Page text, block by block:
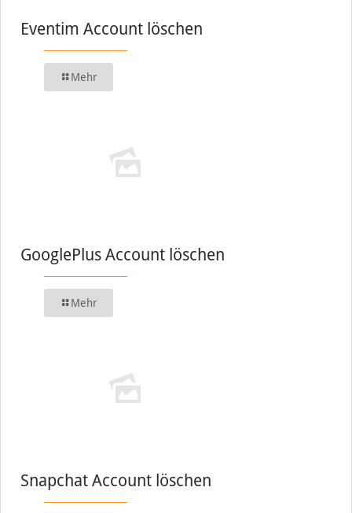
Eventim Account löschen
Mehr
GooglePlus Account löschen
Mehr
Snapchat Account löschen